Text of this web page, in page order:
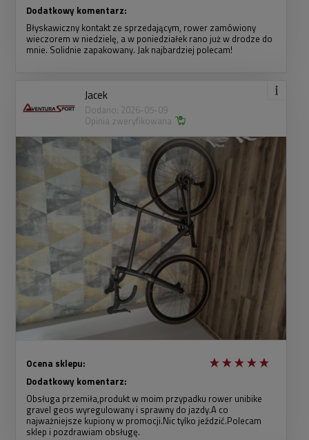
Dodatkowy komentarz:
Błyskawiczny kontakt ze sprzedającym, rower zamówiony
wieczorem w niedzielę, a w poniedziałek rano już w drodze do
mnie. Solidnie zapakowany. Jak najbardziej polecam!
Jacek
Dodano: 2026-05-09
Opinia zweryfikowana
Ocena sklepu:
Dodatkowy komentarz:
Obsługa przemiła,produkt w moim przypadku rower unibike
gravel geos wyregulowany i sprawny do jazdy.A co
najważniejsze kupiony w promocji.Nic tylko jeździć.Polecam
sklep i pozdrawiam obsługę.